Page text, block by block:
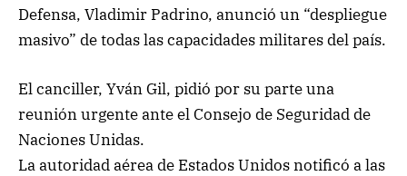
Defensa, Vladimir Padrino, anunció un “despliegue
masivo” de todas las capacidades militares del país.
El canciller, Yván Gil, pidió por su parte una
reunión urgente ante el Consejo de Seguridad de
Naciones Unidas.
La autoridad aérea de Estados Unidos notificó a las